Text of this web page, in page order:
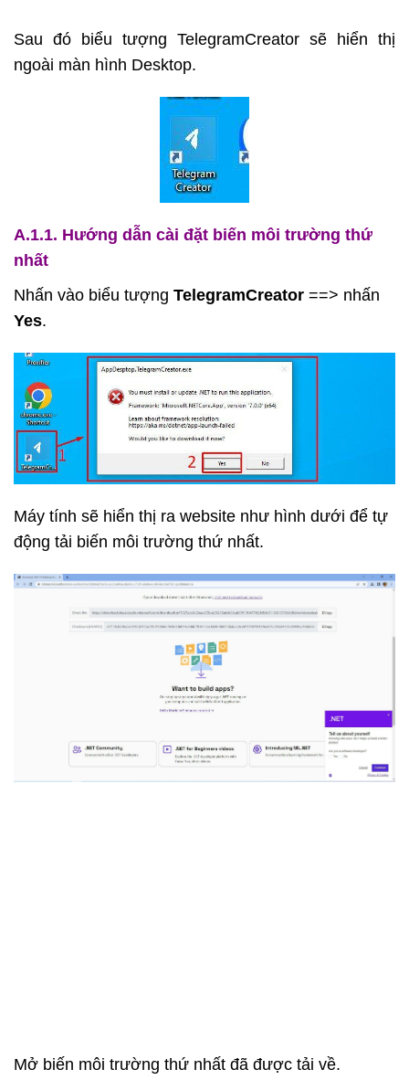
Sau đó biểu tượng TelegramCreator sẽ hiển thị
ngoài màn hình Desktop.
A.1.1. Hướng dẫn cài đặt biến môi trường thứ
nhất
Nhấn vào biểu tượng TelegramCreator ==> nhấn
Yes.
Máy tính sẽ hiển thị ra website như hình dưới để tự
động tải biến môi trường thứ nhất.
Mở biến môi trường thứ nhất đã được tải về.